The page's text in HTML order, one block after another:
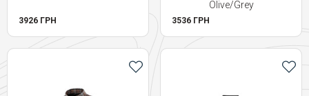
3926 ГРН
Olive/Grey
3536 ГРН